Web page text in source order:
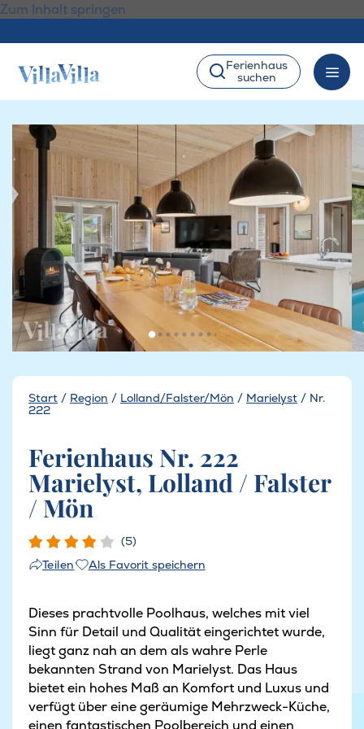
Zum Inhalt springen
Ferienhaus
suchen
Start / Region / Lolland/Falster/Mön / Marielyst / Nr.
222
Ferienhaus Nr. 222
Marielyst, Lolland / Falster
/ Mön
(5)
Teilen
Als Favorit speichern
Dieses prachtvolle Poolhaus, welches mit viel
Sinn für Detail und Qualität eingerichtet wurde,
liegt ganz nah an dem als wahre Perle
bekannten Strand von Marielyst. Das Haus
bietet ein hohes Maß an Komfort und Luxus und
verfügt über eine geräumige Mehrzweck-Küche,
einen fantastischen Poolbereich und einen